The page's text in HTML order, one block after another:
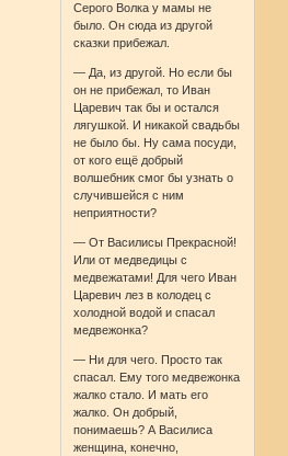
Серого Волка у мамы не
было. Он сюда из другой
сказки прибежал.
— Да, из другой. Но если бы
он не прибежал, то Иван
Царевич так бы и остался
лягушкой. И никакой свадьбы
не было бы. Ну сама посуди,
от кого ещё добрый
волшебник смог бы узнать о
случившейся с ним
неприятности?
— От Василисы Прекрасной!
Или от медведицы с
медвежатами! Для чего Иван
Царевич лез в колодец с
холодной водой и спасал
медвежонка?
— Ни для чего. Просто так
спасал. Ему того медвежонка
жалко стало. И мать его
жалко. Он добрый,
понимаешь? А Василиса
женщина, конечно,